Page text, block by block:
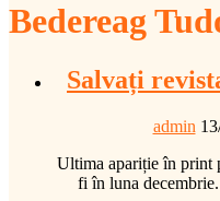
Bedereag
Salvați
admin
Ultima apariție în print
fi în luna